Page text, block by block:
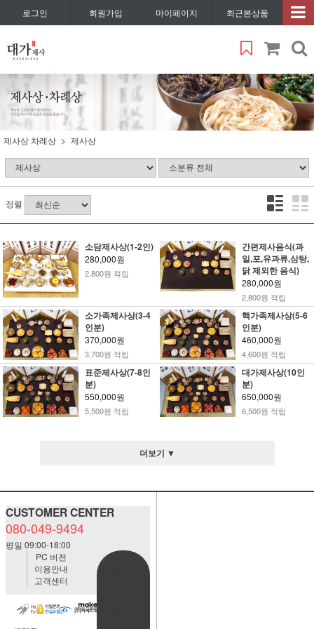
로그인 회원가입 마이페이지 최근본상품
제사상 차례상 제사상
정렬
소담제사상(1-2인)
280,000원
2,800원 적립
간편제사음식(과
일,포,유과류,삼탕,
닭 제외한 음식)
280,000원
2,800원 적립
소가족제사상(3-4
인분)
370,000원
3,700원 적립
핵가족제사상(5-6
인분)
460,000원
4,600원 적립
표준제사상(7-8인
분)
550,000원
5,500원 적립
대가제사상(10인
분)
650,000원
6,500원 적립
더보기 ▼
CUSTOMER CENTER
080-049-9494
평일 09:00-18:00
PC 버전
이용안내
고객센터